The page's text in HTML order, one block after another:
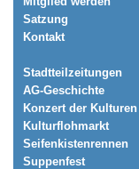
Satzung
Kontakt
Stadtteilzeitungen
AG-Geschichte
Konzert der Kulturen
Kulturflohmarkt
Seifenkistenrennen
Suppenfest